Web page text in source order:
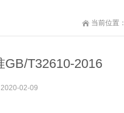
当前位置：
T32610-2016
2020-02-09